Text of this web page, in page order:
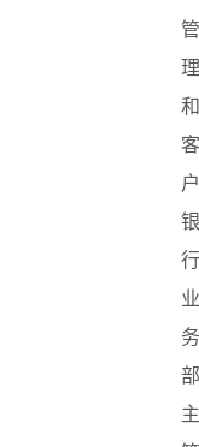
管
理
和
客
户
银
行
业
务
部
主